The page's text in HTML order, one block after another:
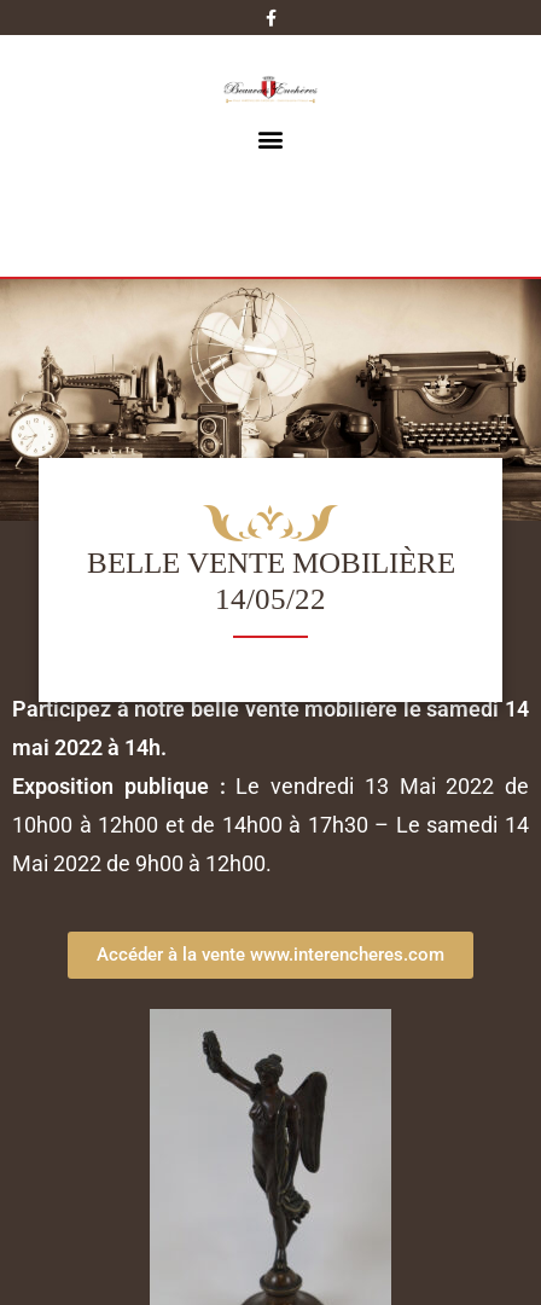
BELLE VENTE MOBILIÈRE
14/05/22
Participez à notre belle vente mobilière le samedi 14
mai 2022 à 14h.
Exposition publique : Le vendredi 13 Mai 2022 de
10h00 à 12h00 et de 14h00 à 17h30 – Le samedi 14
Mai 2022 de 9h00 à 12h00.
Accéder à la vente www.interencheres.com